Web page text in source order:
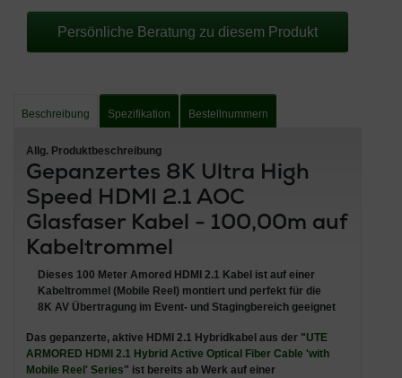
Persönliche Beratung zu diesem Produkt
Beschreibung Spezifikation Bestellnummern
Allg. Produktbeschreibung
Gepanzertes 8K Ultra High
Speed HDMI 2.1 AOC
Glasfaser Kabel - 100,00m auf
Kabeltrommel
Dieses 100 Meter Amored HDMI 2.1 Kabel ist auf einer
Kabeltrommel (Mobile Reel) montiert und perfekt für die
8K AV Übertragung im Event- und Stagingbereich geeignet
Das gepanzerte, aktive HDMI 2.1 Hybridkabel aus der "UTE
ARMORED HDMI 2.1 Hybrid Active Optical Fiber Cable 'with
Mobile Reel' Series" ist bereits ab Werk auf einer